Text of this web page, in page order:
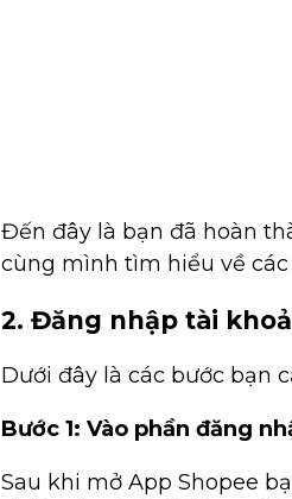
Đến đây là bạn đã hoàn
cùng mình tìm hiểu về
2. Đăng nhập tài
Dưới đây là các bước bạn
Bước 1: Vào phần đăng
Sau khi mở App Shopee